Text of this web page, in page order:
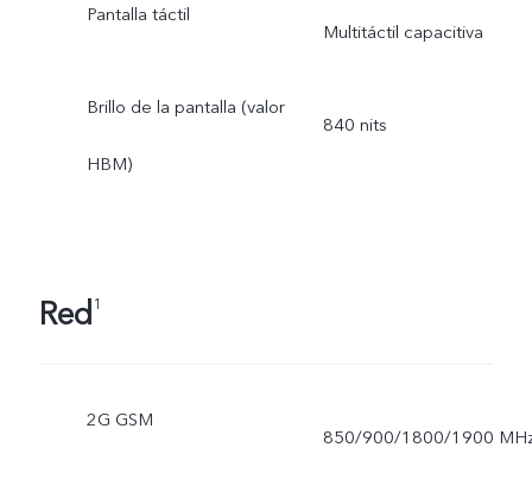
Pantalla táctil
Multitáctil capacitiva
Brillo de la pantalla (valor
HBM)
840 nits
Red1
2G GSM
850/900/1800/1900